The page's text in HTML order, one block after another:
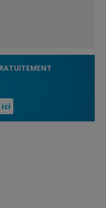
ici